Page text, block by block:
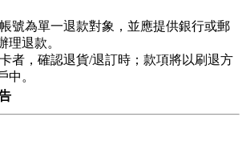
號為單一退款對象，並應提供銀行或郵
理退款。
者，確認退貨/退訂時；款項將以刷退方
中。